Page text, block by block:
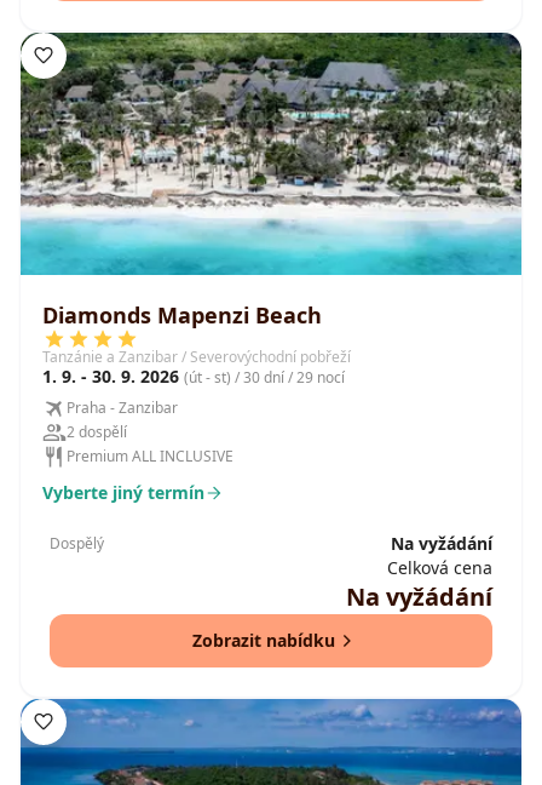
Diamonds Mapenzi Beach
Tanzánie a Zanzibar / Severovýchodní pobřeží
1. 9. - 30. 9. 2026 (út - st) / 30 dní / 29 nocí
Praha - Zanzibar
2 dospělí
Premium ALL INCLUSIVE
Vyberte jiný termín
Dospělý
Na vyžádání
Celková cena
Na vyžádání
Zobrazit nabídku